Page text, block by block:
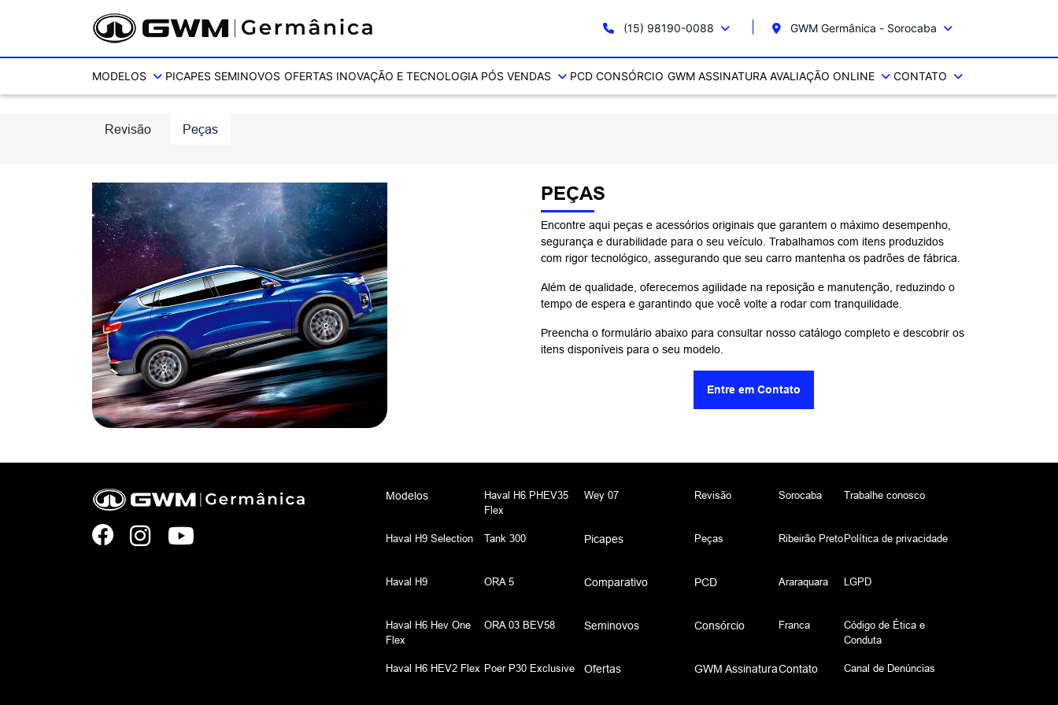
Ativar a compatibilidade com o leitor de tela
(15) 98190-0088 GWM Germânica - Sorocaba
MODELOS PICAPES SEMINOVOS OFERTAS INOVAÇÃO E TECNOLOGIA PÓS VENDAS PCD CONSÓRCIO GWM ASSINATURA AVALIAÇÃO ONLINE CONTATO
Revisão Peças
PEÇAS
Encontre aqui peças e acessórios originais que garantem o máximo desempenho,
segurança e durabilidade para o seu veículo. Trabalhamos com itens produzidos
com rigor tecnológico, assegurando que seu carro mantenha os padrões de fábrica.
Além de qualidade, oferecemos agilidade na reposição e manutenção, reduzindo o
tempo de espera e garantindo que você volte a rodar com tranquilidade.
Preencha o formulário abaixo para consultar nosso catálogo completo e descobrir os
itens disponíveis para o seu modelo.
Entre em Contato
Modelos
Haval H9 Selection
Haval H9
Haval H6 Hev One
Flex
Haval H6 HEV2 Flex
Haval H6 PHEV35
Flex
Tank 300
ORA 5
ORA 03 BEV58
Poer P30 Exclusive
Wey 07
Picapes
Comparativo
Seminovos
Ofertas
Revisão
Peças
PCD
Consórcio
GWM Assinatura
Sorocaba
Ribeirão Preto
Araraquara
Franca
Contato
Trabalhe conosco
Política de privacidade
LGPD
Código de Ética e
Conduta
Canal de Denúncias